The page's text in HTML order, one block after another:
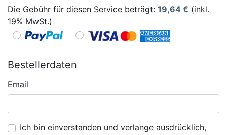
Die Gebühr für diesen Service beträgt: 19,64 € (inkl.
19% MwSt.)
Bestellerdaten
Email
Ich bin einverstanden und verlange ausdrücklich,